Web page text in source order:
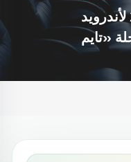
أفضل تطبيقات 2017 لأندرويد